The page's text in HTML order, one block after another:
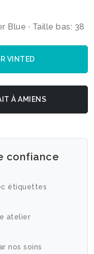
Blue · Taille bas: 38
VINTED
À AMIENS
confiance
étiquettes
atelier
nos soins